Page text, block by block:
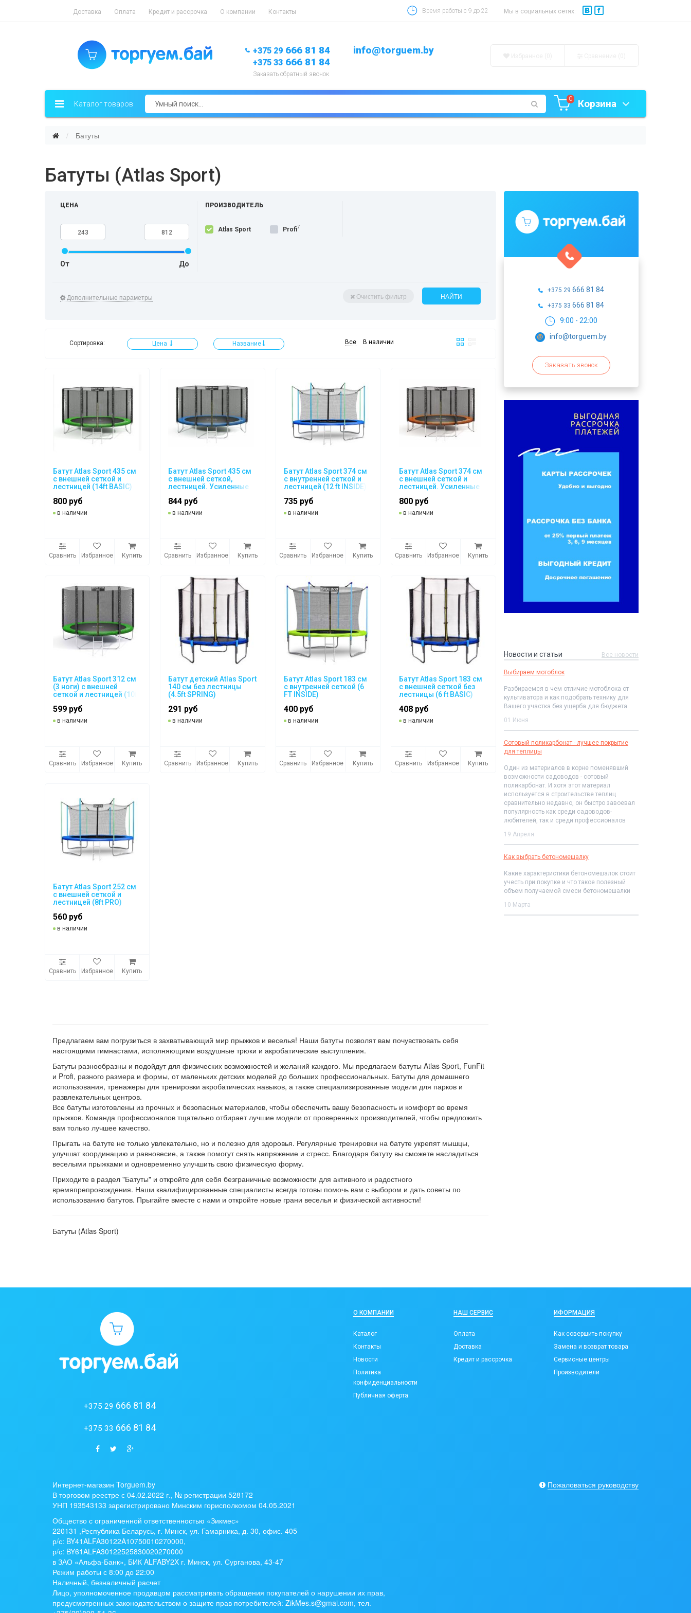
Доставка Оплата Кредит и рассрочка О компании Контакты Время работы с 9 до 22 Мы в социальных сетях:
+375 29 666 81 84
+375 33 666 81 84
Заказать обратный звонок
info@torguem.by
Каталог товаров
0 Корзина
Батуты
Батуты (Atlas Sport)
ЦЕНА
От До
ПРОИЗВОДИТЕЛЬ
Atlas Sport Profi7
Дополнительные параметры Очистить фильтр НАЙТИ
Сортировка: Цена Название Все В наличии
Батут Atlas Sport 435 см
с внешней сеткой и
лестницей (14ft BASIC)
800 руб
в наличии
Сравнить Избранное Купить
Батут Atlas Sport 435 см
с внешней сеткой,
лестницей. Усиленные
844 руб
в наличии
Сравнить Избранное Купить
Батут Atlas Sport 374 см
с внутренней сеткой и
лестницей (12 ft INSIDE)
735 руб
в наличии
Сравнить Избранное Купить
Батут Atlas Sport 374 см
с внешней сеткой и
лестницей. Усиленные
800 руб
в наличии
Сравнить Избранное Купить
Батут Atlas Sport 312 см
(3 ноги) с внешней
сеткой и лестницей (10ft
599 руб
в наличии
Сравнить Избранное Купить
Батут детский Atlas Sport
140 см без лестницы
(4.5ft SPRING)
291 руб
в наличии
Сравнить Избранное Купить
Батут Atlas Sport 183 см
с внутренней сеткой (6
FT INSIDE)
400 руб
в наличии
Сравнить Избранное Купить
Батут Atlas Sport 183 см
с внешней сеткой без
лестницы (6 ft BASIC)
408 руб
в наличии
Сравнить Избранное Купить
Батут Atlas Sport 252 см
с внешней сеткой и
лестницей (8ft PRO)
560 руб
в наличии
Сравнить Избранное Купить
Предлагаем вам погрузиться в захватывающий мир прыжков и веселья! Наши батуты позволят вам почувствовать себя
настоящими гимнастами, исполняющими воздушные трюки и акробатические выступления.
Батуты разнообразны и подойдут для физических возможностей и желаний каждого. Мы предлагаем батуты Atlas Sport, FunFit
и Profi, разного размера и формы, от маленьких детских моделей до больших профессиональных. Батуты для домашнего
использования, тренажеры для тренировки акробатических навыков, а также специализированные модели для парков и
развлекательных центров.
Все батуты изготовлены из прочных и безопасных материалов, чтобы обеспечить вашу безопасность и комфорт во время
прыжков. Команда профессионалов тщательно отбирает лучшие модели от проверенных производителей, чтобы предложить
вам только лучшее качество.
Прыгать на батуте не только увлекательно, но и полезно для здоровья. Регулярные тренировки на батуте укрепят мышцы,
улучшат координацию и равновесие, а также помогут снять напряжение и стресс. Благодаря батуту вы сможете насладиться
веселыми прыжками и одновременно улучшить свою физическую форму.
Приходите в раздел "Батуты" и откройте для себя безграничные возможности для активного и радостного
времяпрепровождения. Наши квалифицированные специалисты всегда готовы помочь вам с выбором и дать советы по
использованию батутов. Прыгайте вместе с нами и откройте новые грани веселья и физической активности!
Батуты (Atlas Sport)
+375 29 666 81 84
+375 33 666 81 84
9:00 - 22:00
info@torguem.by
Заказать звонок
Новости и статьи Все новости
Выбираем мотоблок
Разбираемся в чем отличие мотоблока от
культиватора и как подобрать технику для
Вашего участка без ущерба для бюджета
01 Июня
Сотовый поликарбонат - лучшее покрытие
для теплицы
Один из материалов в корне поменявший
возможности садоводов - сотовый
поликарбонат. И хотя этот материал
используется в строительстве теплиц
сравнительно недавно, он быстро завоевал
популярность как среди садоводов-
любителей, так и среди профессионалов
19 Апреля
Как выбрать бетономешалку
Какие характеристики бетономешалок стоит
учесть при покупке и что такое полезный
объем получаемой смеси бетономешалки
10 Марта
+375 29 666 81 84
+375 33 666 81 84
О КОМПАНИИ
Каталог
Контакты
Новости
Политика
конфиденциальности
Публичная оферта
НАШ СЕРВИС
Оплата
Доставка
Кредит и рассрочка
ИФОРМАЦИЯ
Как совершить покупку
Замена и возврат товара
Сервисные центры
Производители
Интернет-магазин Torguem.by
В торговом реестре с 04.02.2022 г., № регистрации 528172
УНП 193543133 зарегистрировано Минским горисполкомом 04.05.2021
Общество с ограниченной ответственностью «Зикмес»
220131 ,Республика Беларусь, г. Минск, ул. Гамарника, д. 30, офис. 405
р/с: BY41ALFA30122A10750010270000,
р/с: BY61ALFA30122525830020270000
в ЗАО «Альфа-Банк», БИК ALFABY2X г. Минск, ул. Сурганова, 43-47
Режим работы с 8:00 до 22:00
Наличный, безналичный расчет
Лицо, уполномоченное продавцом рассматривать обращения покупателей о нарушении их прав,
предусмотренных законодательством о защите прав потребителей: ZikMes.s@gmai.com, тел.
Пожаловаться руководству